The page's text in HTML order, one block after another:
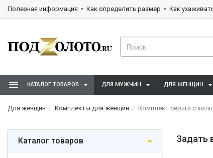
Полезная информация Как определить размер Как
КАТАЛОГ ТОВАРОВ ДЛЯ МУЖЧИН ДЛЯ ЖЕНЩИН
Для женщин Комплекты для женщин Комплект серьги с
Каталог товаров Задать